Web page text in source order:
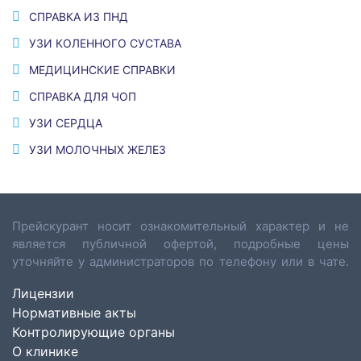
СПРАВКА ИЗ ПНД
УЗИ КОЛЕННОГО СУСТАВА
МЕДИЦИНСКИЕ СПРАВКИ
СПРАВКА ДЛЯ ЧОП
УЗИ СЕРДЦА
УЗИ МОЛОЧНЫХ ЖЕЛЕЗ
Прейскурант носит ознакомительный характер и не
является публичной офертой, подробные цены
уточняйте у администраторов по телефону или в чате.
Лицензии
Нормативные акты
Контролирующие органы
О клинике